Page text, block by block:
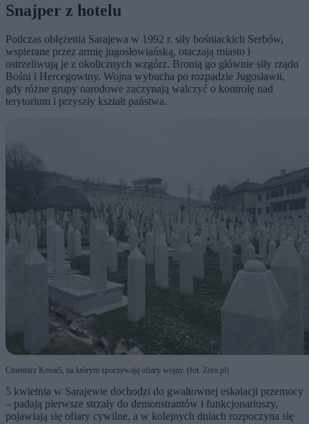
Snajper z hotelu
Podczas oblężenia Sarajewa w 1992 r. siły bośniackich Serbów,
wspierane przez armię jugosłowiańską, otaczają miasto i
ostrzeliwują je z okolicznych wzgórz. Bronią go głównie siły rządu
Bośni i Hercegowiny. Wojna wybucha po rozpadzie Jugosławii,
gdy różne grupy narodowe zaczynają walczyć o kontrolę nad
terytorium i przyszły kształt państwa.
Cmentarz Kovači, na którym spoczywają ofiary wojny. (fot. Zero.pl)
5 kwietnia w Sarajewie dochodzi do gwałtownej eskalacji przemocy
– padają pierwsze strzały do demonstrantów i funkcjonariuszy,
pojawiają się ofiary cywilne, a w kolejnych dniach rozpoczyna się